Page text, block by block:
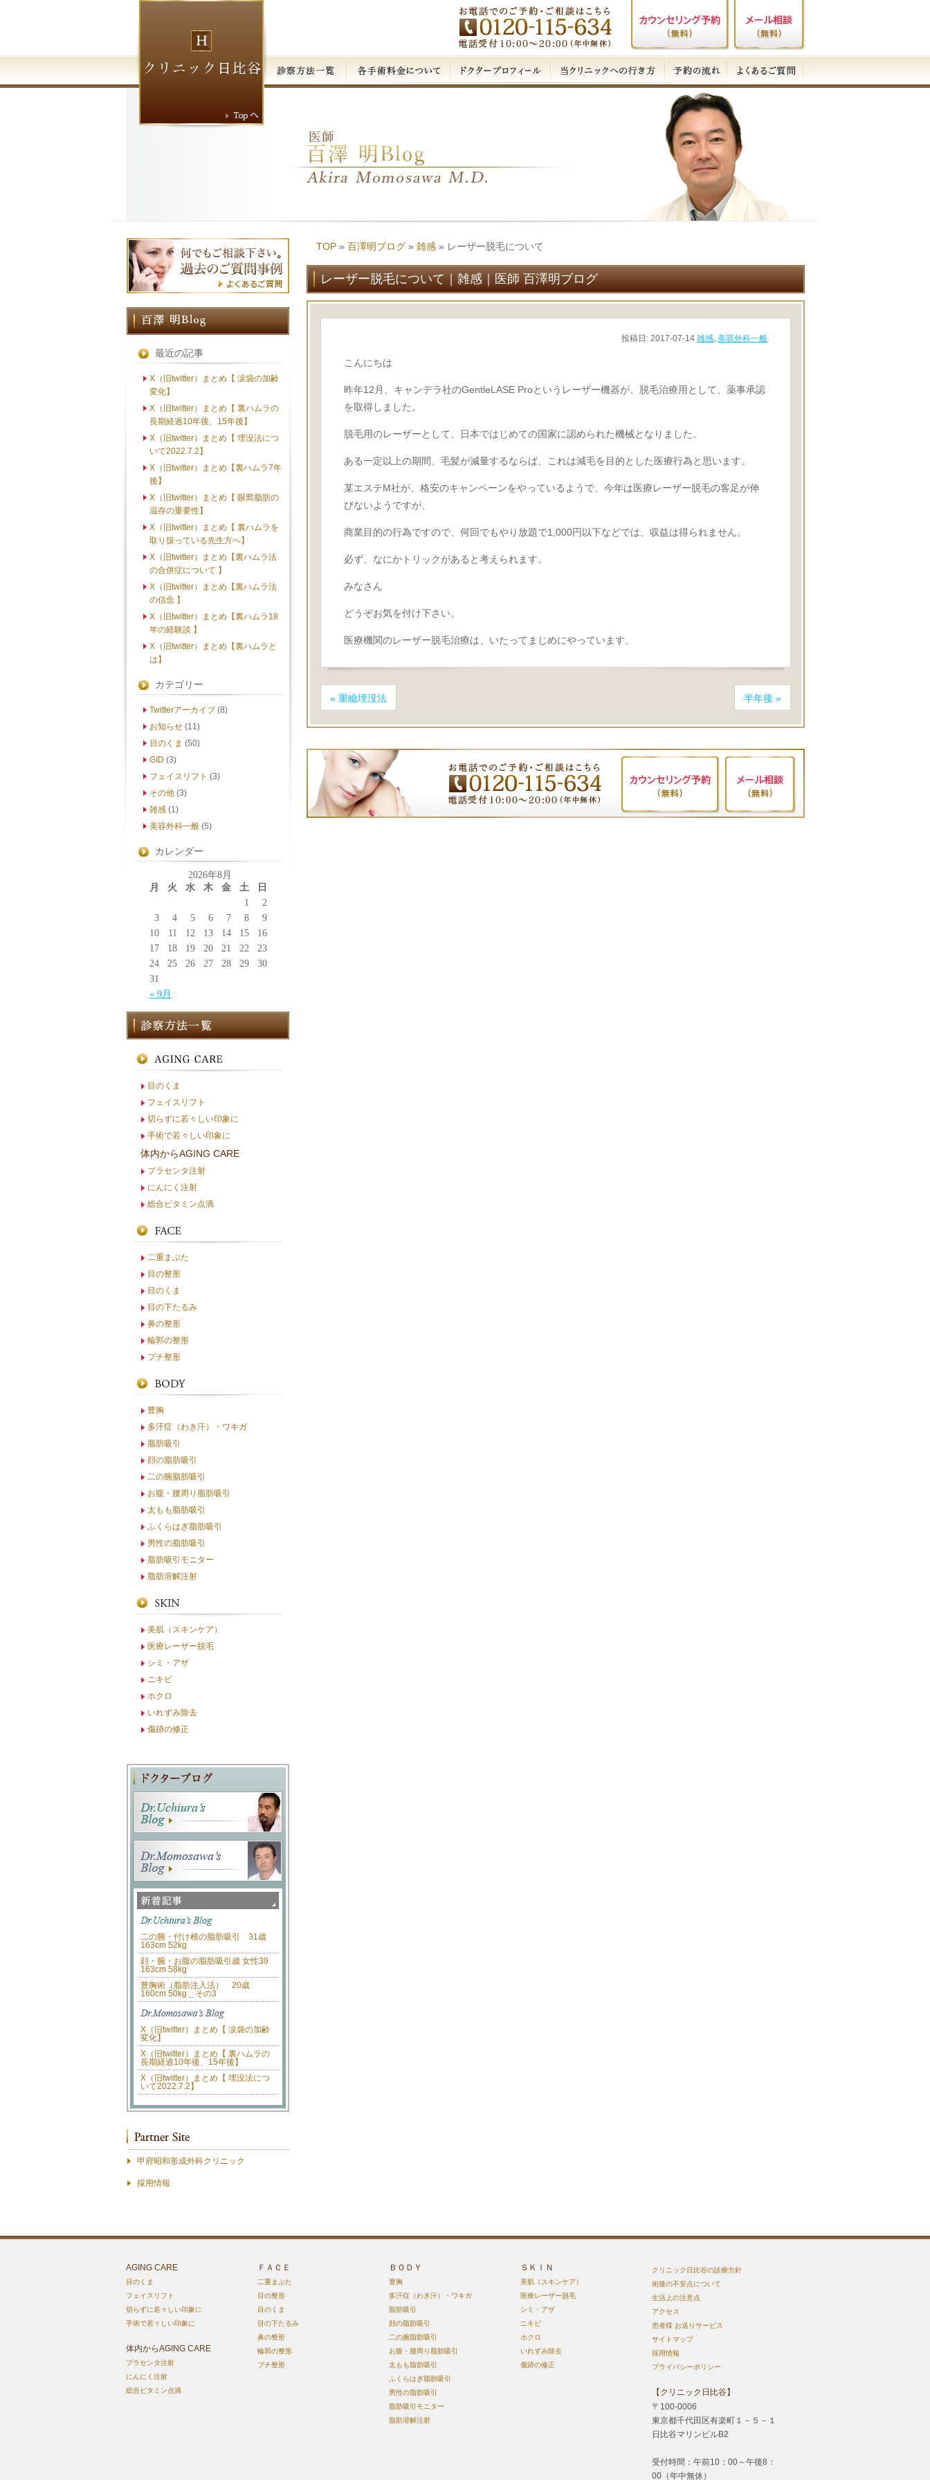
TOP » 百澤明ブログ » 雑感 » レーザー脱毛について
レーザー脱毛について｜雑感｜医師 百澤明ブログ
投稿日: 2017-07-14 雑感, 美容外科一般
こんにちは
昨年12月、キャンデラ社のGentleLASE Proというレーザー機器が、脱毛治療用として、薬事承認
を取得しました。
脱毛用のレーザーとして、日本ではじめての国家に認められた機械となりました。
ある一定以上の期間、毛髪が減量するならば、これは減毛を目的とした医療行為と思います。
某エステM社が、格安のキャンペーンをやっているようで、今年は医療レーザー脱毛の客足が伸
びないようですが、
商業目的の行為ですので、何回でもやり放題で1,000円以下などでは、収益は得られません。
必ず、なにかトリックがあると考えられます。
みなさん
どうぞお気を付け下さい。
医療機関のレーザー脱毛治療は、いたってまじめにやっています。
« 重瞼埋没法 半年後 »
最近の記事
X（旧twitter）まとめ【 涙袋の加齢
変化】
X（旧twitter）まとめ【 裏ハムラの
長期経過10年後、15年後】
X（旧twitter）まとめ【 埋没法につ
いて2022.7.2】
X（旧twitter）まとめ【裏ハムラ7年
後】
X（旧twitter）まとめ【 眼窩脂肪の
温存の重要性】
X（旧twitter）まとめ【 裏ハムラを
取り扱っている先生方へ】
X（旧twitter）まとめ【裏ハムラ法
の合併症について 】
X（旧twitter）まとめ【裏ハムラ法
の信念 】
X（旧twitter）まとめ【裏ハムラ18
年の経験談 】
X（旧twitter）まとめ【裏ハムラと
は】
カテゴリー
Twitterアーカイブ (8)
お知らせ (11)
目のくま (50)
GID (3)
フェイスリフト (3)
その他 (3)
雑感 (1)
美容外科一般 (5)
カレンダー
2026年8月
月
火 水 木 金 土 日
« 9月
1
2
3
4 5 6 7 8
9
10
11 12 13 14 15
16
17
18 19 20 21 22
23
24
25 26 27 28 29
30
31
目のくま
フェイスリフト
切らずに若々しい印象に
手術で若々しい印象に
体内からAGING CARE
プラセンタ注射
にんにく注射
総合ビタミン点滴
二重まぶた
目の整形
目のくま
目の下たるみ
鼻の整形
輪郭の整形
プチ整形
豊胸
多汗症（わき汗）・ワキガ
脂肪吸引
顔の脂肪吸引
二の腕脂肪吸引
お腹・腰周り脂肪吸引
太もも脂肪吸引
ふくらはぎ脂肪吸引
男性の脂肪吸引
脂肪吸引モニター
脂肪溶解注射
美肌（スキンケア）
医療レーザー脱毛
シミ・アザ
ニキビ
ホクロ
いれずみ除去
傷跡の修正
二の腕・付け根の脂肪吸引 31歳
163cm 52kg
顔・腕・お腹の脂肪吸引歳 女性39
163cm 58kg
豊胸術（脂肪注入法） 20歳
160cm 50kg＿その3
X（旧twitter）まとめ【 涙袋の加齢
変化】
X（旧twitter）まとめ【 裏ハムラの
長期経過10年後、15年後】
X（旧twitter）まとめ【 埋没法につ
いて2022.7.2】
甲府昭和形成外科クリニック
採用情報
AGING CARE
目のくま
フェイスリフト
切らずに若々しい印象に
手術で若々しい印象に
体内からAGING CARE
プラセンタ注射
にんにく注射
総合ビタミン点滴
ＦＡＣＥ
二重まぶた
目の整形
目のくま
目の下たるみ
鼻の整形
輪郭の整形
プチ整形
ＢＯＤＹ
豊胸
多汗症（わき汗）・ワキガ
脂肪吸引
顔の脂肪吸引
二の腕脂肪吸引
お腹・腰周り脂肪吸引
太もも脂肪吸引
ふくらはぎ脂肪吸引
男性の脂肪吸引
脂肪吸引モニター
脂肪溶解注射
ＳＫＩＮ
美肌（スキンケア）
医療レーザー脱毛
シミ・アザ
ニキビ
ホクロ
いれずみ除去
傷跡の修正
クリニック日比谷の診療方針
術後の不安点について
生活上の注意点
アクセス
患者様 お送りサービス
サイトマップ
採用情報
プライバシーポリシー
【クリニック日比谷】
〒100-0006
東京都千代田区有楽町１－５－１
日比谷マリンビルB2
受付時間：午前10：00～午後8：
00（年中無休）